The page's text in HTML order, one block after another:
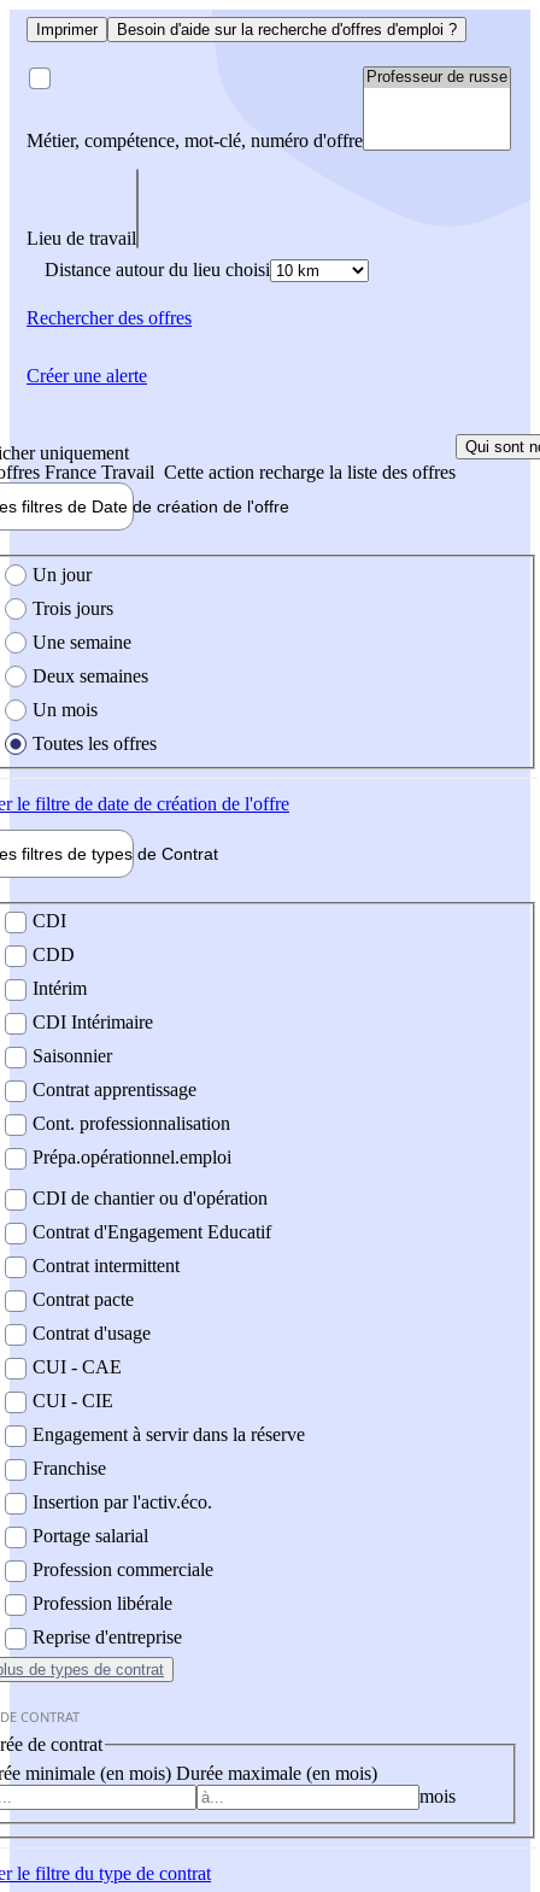
Imprimer Besoin d'aide sur la recherche d'offres d'emploi ?
Métier, compétence, mot-clé, numéro d'offre
Lieu de travail
Distance autour du lieu choisi
Rechercherdes offres
uniquement
France Travail Cette action recharge la liste des offres
Qui sont
filtres de Date de création de l'offre
création de l'offre
Un jour
Trois jours
Une semaine
Deux semaines
Un mois
Toutes les offres
le filtre de date de création de l'offre
filtres de types de Contrat
contrat
CDI
CDD
Intérim
CDI Intérimaire
Saisonnier
Contrat apprentissage
Cont. professionnalisation
Prépa.opérationnel.emploi
CDI de chantier ou d'opération
Contrat d'Engagement Educatif
Contrat intermittent
Contrat pacte
Contrat d'usage
CUI - CAE
CUI - CIE
Engagement à servir dans la réserve
Franchise
Insertion par l'activ.éco.
Portage salarial
Profession commerciale
Profession libérale
Reprise d'entreprise
de types de contrat
CONTRAT
de contrat
minimale (en mois) Durée maximale (en mois)
mois
le filtre du type de contrat
Créer une alerte